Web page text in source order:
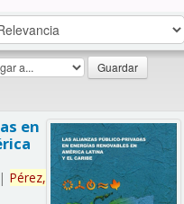
en
| Pérez,